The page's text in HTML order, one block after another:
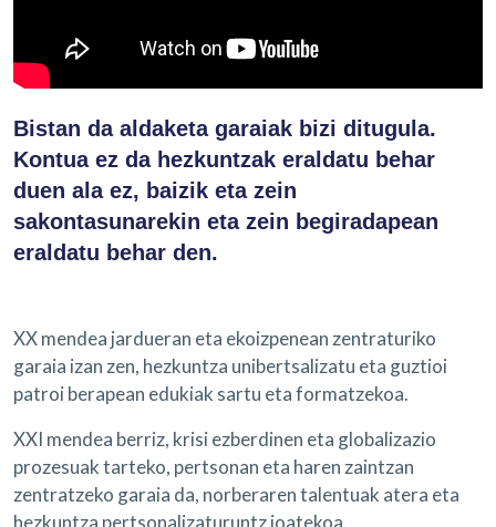
Bistan da aldaketa garaiak bizi ditugula.
Kontua ez da hezkuntzak eraldatu behar
duen ala ez, baizik eta zein
sakontasunarekin eta zein begiradapean
eraldatu behar den.
XX mendea jardueran eta ekoizpenean zentraturiko
garaia izan zen, hezkuntza unibertsalizatu eta guztioi
patroi berapean edukiak sartu eta formatzekoa.
XXI mendea berriz, krisi ezberdinen eta globalizazio
prozesuak tarteko, pertsonan eta haren zaintzan
zentratzeko garaia da, norberaren talentuak atera eta
hezkuntza pertsonalizaturuntz joatekoa.